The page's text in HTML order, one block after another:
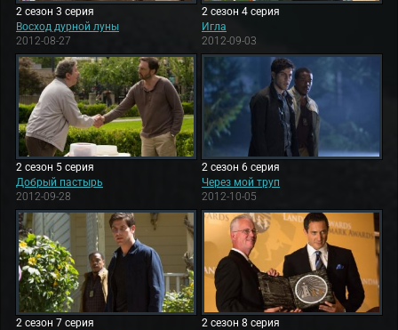
2 сезон 3 серия
Восход дурной луны
2012-08-27
2 сезон 4 серия
Игла
2012-09-03
2 сезон 5 серия
Добрый пастырь
2012-09-28
2 сезон 6 серия
Через мой труп
2012-10-05
2 сезон 7 серия
2 сезон 8 серия